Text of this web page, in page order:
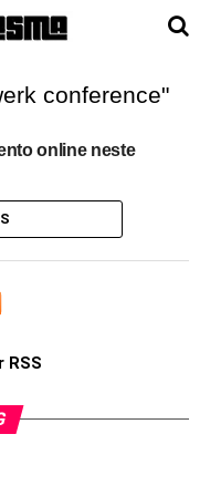
conference"
online neste
RSS